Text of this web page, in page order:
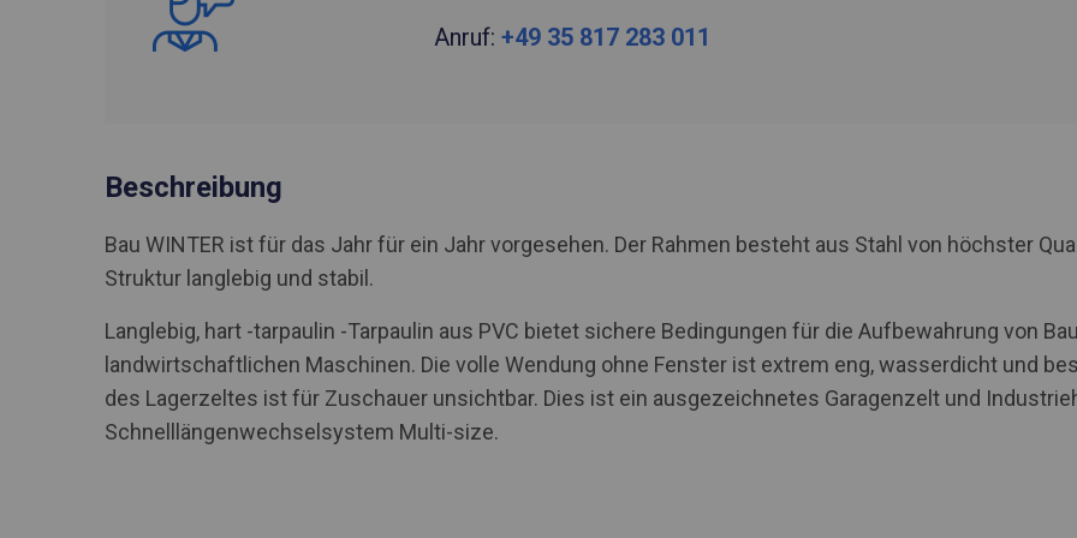
Anruf: +49 35 817 283 011
Beschreibung
Bau WINTER ist für das Jahr für ein Jahr vorgesehen. Der Rahmen besteht aus Stahl von höchster
Struktur langlebig und stabil.
Langlebig, hart -tarpaulin -Tarpaulin aus PVC bietet sichere Bedingungen für die Aufbewahrung von
landwirtschaftlichen Maschinen. Die volle Wendung ohne Fenster ist extrem eng, wasserdicht und
des Lagerzeltes ist für Zuschauer unsichtbar. Dies ist ein ausgezeichnetes Garagenzelt und
Schnelllängenwechselsystem Multi-size.